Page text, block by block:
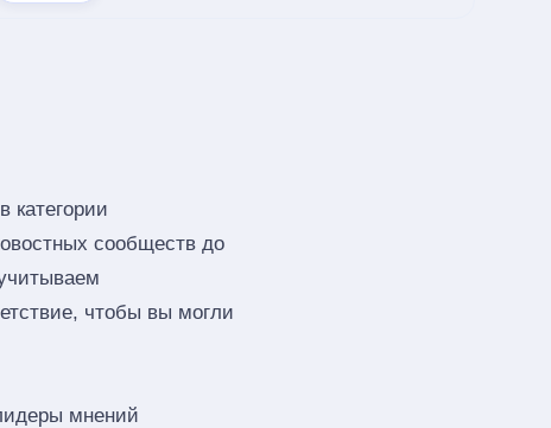
сообществ до
чтобы вы могли
мнений